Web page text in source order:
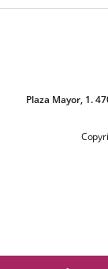
Plaza Mayor, 1.